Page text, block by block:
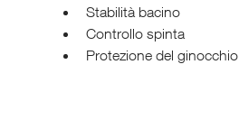
Stabilità bacino
Controllo spinta
Protezione del ginocchio